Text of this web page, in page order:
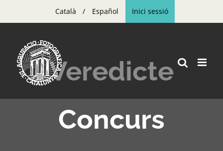
to
content
Català Español Inici sessió
Veredicte
Concurs